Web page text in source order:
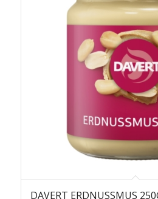
DAVERT ERDNUSSMUS